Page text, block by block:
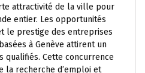
attractivité de la ville pour
entier. Les opportunités
le prestige des entreprises
à Genève attirent un
qualifiés. Cette concurrence
la recherche d’emploi et